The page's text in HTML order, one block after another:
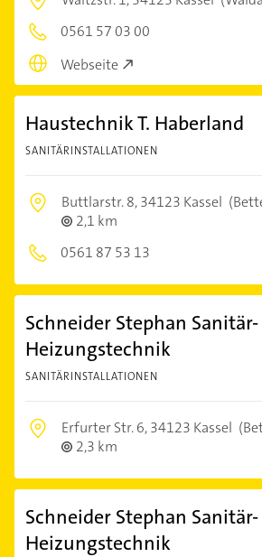
0561 57 03 00
Webseite
Haustechnik T. Haberland
SANITÄRINSTALLATIONEN
Buttlarstr. 8,34123 Kassel
2,1 km
0561 87 53 13
Schneider Stephan
Heizungstechnik
SANITÄRINSTALLATIONEN
Erfurter Str. 6,34123 Kassel
2,3 km
Schneider Stephan
Heizungstechnik